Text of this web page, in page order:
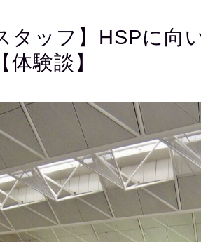
タッフ】HSPに向
験談】